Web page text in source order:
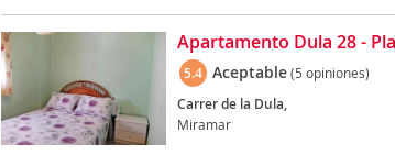
Apartamento Dula 28 -
5.4 Aceptable(5 opiniones)
Carrer de la Dula,
Miramar